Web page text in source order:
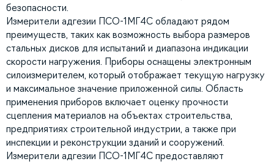
безопасности.
Измерители адгезии ПСО-1МГ4С обладают рядом
преимуществ, таких как возможность выбора размеров
стальных дисков для испытаний и диапазона индикации
скорости нагружения. Приборы оснащены электронным
силоизмерителем, который отображает текущую нагрузку
и максимальное значение приложенной силы. Область
применения приборов включает оценку прочности
сцепления материалов на объектах строительства,
предприятиях строительной индустрии, а также при
инспекции и реконструкции зданий и сооружений.
Измерители адгезии ПСО-1МГ4С предоставляют